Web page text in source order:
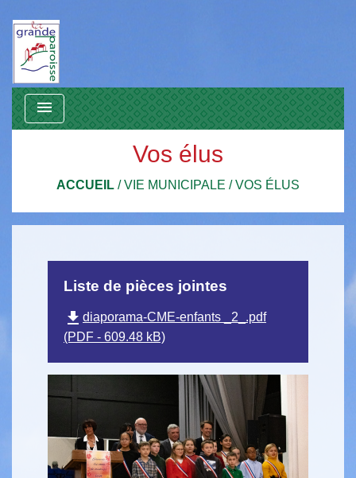
menu
Vos élus
ACCUEIL /VIE MUNICIPALE /VOS ÉLUS
Liste de pièces jointes
file_download diaporama-CME-enfants _2_.pdf
(PDF - 609.48 kB)